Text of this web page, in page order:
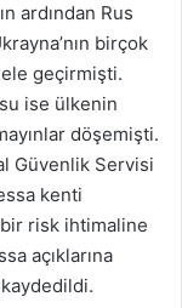
ardından Rus
birçok
ele geçirmişti.
ise ülkenin
döşemişti.
Güvenlik Servisi
kenti
bir risk ihtimaline
açıklarına